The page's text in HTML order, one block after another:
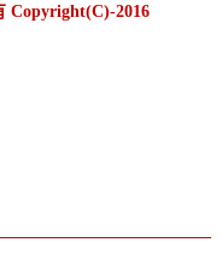
Copyright(C)-2016